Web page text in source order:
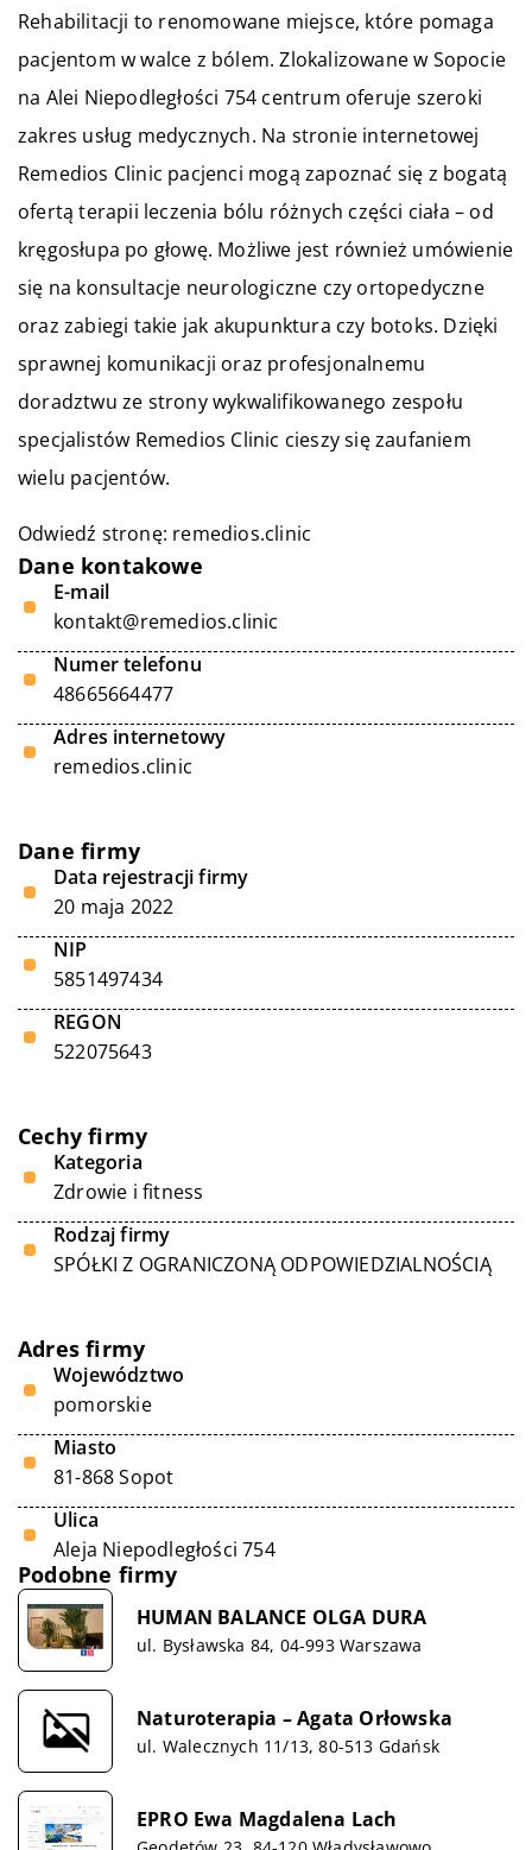
Rehabilitacji to renomowane miejsce, które pomaga
pacjentom w walce z bólem. Zlokalizowane w Sopocie
na Alei Niepodległości 754 centrum oferuje szeroki
zakres usług medycznych. Na stronie internetowej
Remedios Clinic pacjenci mogą zapoznać się z bogatą
ofertą terapii leczenia bólu różnych części ciała – od
kręgosłupa po głowę. Możliwe jest również umówienie
się na konsultacje neurologiczne czy ortopedyczne
oraz zabiegi takie jak akupunktura czy botoks. Dzięki
sprawnej komunikacji oraz profesjonalnemu
doradztwu ze strony wykwalifikowanego zespołu
specjalistów Remedios Clinic cieszy się zaufaniem
wielu pacjentów.
Odwiedź stronę: remedios.clinic
Dane kontakowe
E-mail
kontakt@remedios.clinic
Numer telefonu
48665664477
Adres internetowy
remedios.clinic
Dane firmy
Data rejestracji firmy
20 maja 2022
NIP
5851497434
REGON
522075643
Cechy firmy
Kategoria
Zdrowie i fitness
Rodzaj firmy
SPÓŁKI Z OGRANICZONĄ ODPOWIEDZIALNOŚCIĄ
Adres firmy
Województwo
pomorskie
Miasto
81-868 Sopot
Ulica
Aleja Niepodległości 754
Podobne firmy
HUMAN BALANCE OLGA DURA
ul. Bysławska 84, 04-993 Warszawa
Naturoterapia – Agata Orłowska
ul. Walecznych 11/13, 80-513 Gdańsk
EPRO Ewa Magdalena Lach